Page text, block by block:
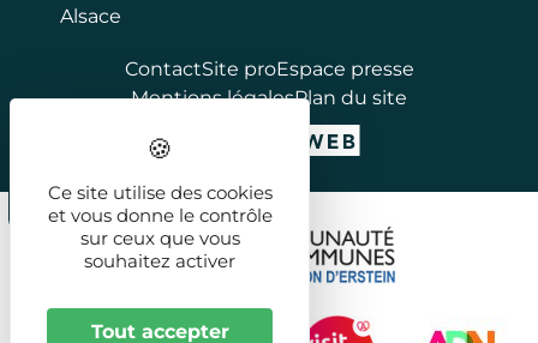
Alsace
ContactSite proEspace presse
Mentions légalesPlan du site
Ce site utilise des cookies
et vous donne le contrôle
sur ceux que vous
souhaitez activer
Tout accepter